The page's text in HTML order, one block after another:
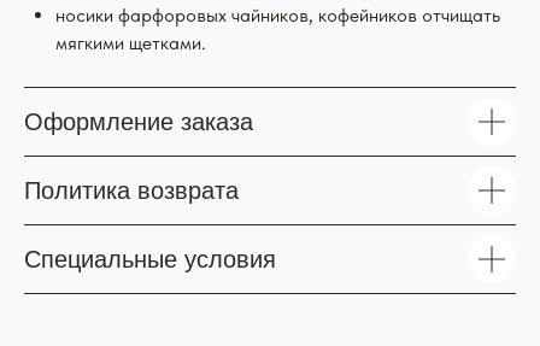
носики фарфоровых чайников, кофейников отчищать
мягкими щетками.
Оформление заказа
Политика возврата
Специальные условия